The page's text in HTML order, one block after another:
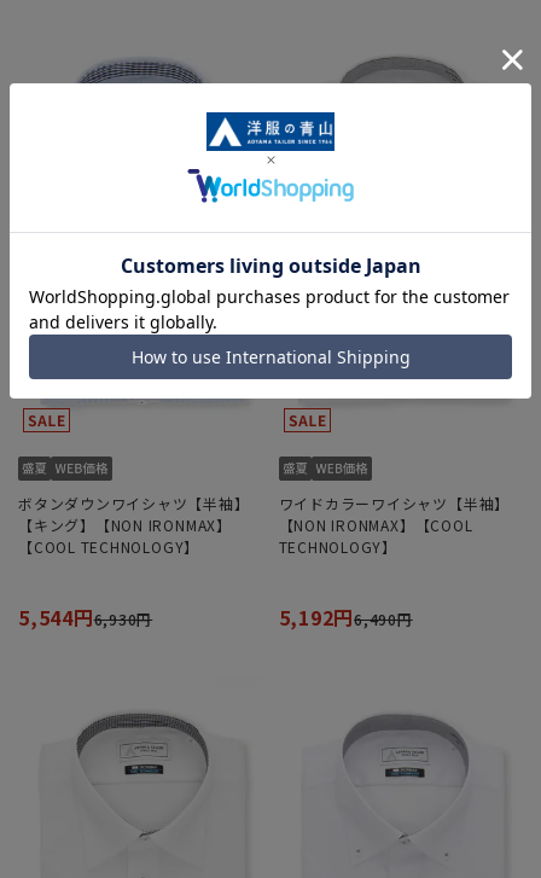
ボタンダウンワイシャツ【半袖】
【キング】【NON IRONMAX】
【COOL TECHNOLOGY】
5,544円6,930円
ワイドカラーワイシャツ【半袖】
【NON IRONMAX】【COOL
TECHNOLOGY】
5,192円6,490円